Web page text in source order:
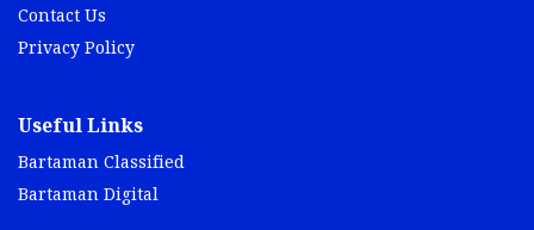
Contact Us
Privacy Policy
Useful Links
Bartaman Classified
Bartaman Digital